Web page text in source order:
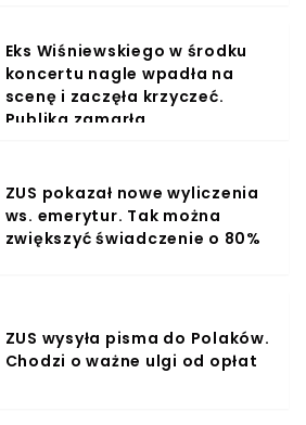
Eks Wiśniewskiego w środku
koncertu nagle wpadła na
scenę i zaczęła krzyczeć.
Publika zamarła
ZUS pokazał nowe wyliczenia
ws. emerytur. Tak można
zwiększyć świadczenie o 80%
ZUS wysyła pisma do Polaków.
Chodzi o ważne ulgi od opłat